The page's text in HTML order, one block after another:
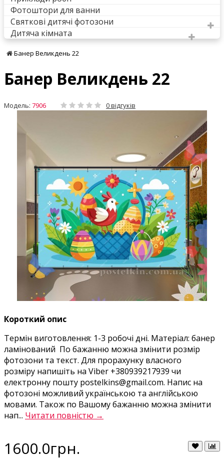
Фотоштори для ванни
Святкові дитячі фотозони
Дитяча кімната
Банер Великдень 22
Банер Великдень 22
Модель: 7906 0 відгуків
Короткий опис
Термін виготовлення: 1-3 робочі дні. Матеріал: банер
ламінований По бажанню можна змінити розмір
фотозони та текст. Для прорахунку власного
розміру напишіть на Viber +380939217939 чи
електронну пошту postelkins@gmail.com. Напис на
фотозоні можливий українською та англійською
мовами. Також по Вашому бажанню можна змінити
нап... Читати повністю →
1600.0грн.